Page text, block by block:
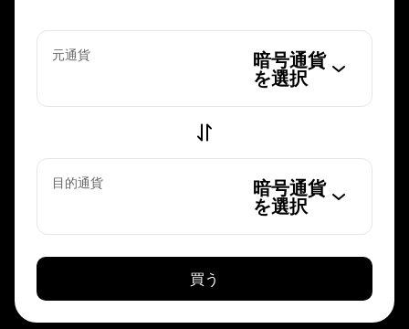
元通貨
暗号通貨
を選択
目的通貨
暗号通貨
を選択
買う